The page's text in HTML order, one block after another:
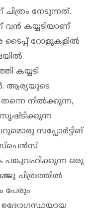
ചിത്രം നേടുന്നത്.
കയ്യടിയാണ്
ടൈപ്പ് റോളുകളിൽ
കയ്യടി
ആര്യയുടെ
നിൽക്കുന്ന,
സപ്പോർട്ടിങ്
പങ്കുവഹിക്കുന്ന ഒരു
ചിത്രത്തിൽ
പേരും
ഉദ്യോ​ഗസ്ഥയായ